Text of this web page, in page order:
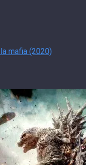
mafia (2020)